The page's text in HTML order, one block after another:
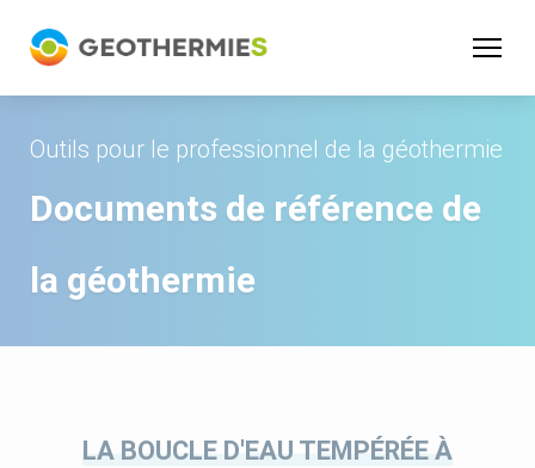
Outils pour le professionnel de la géothermie
Documents de référence de
la géothermie
LA BOUCLE D'EAU TEMPÉRÉE À